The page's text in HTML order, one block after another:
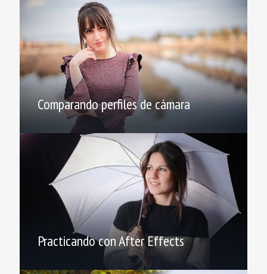
Comparando perfiles de cámara
Practicando con After Effects